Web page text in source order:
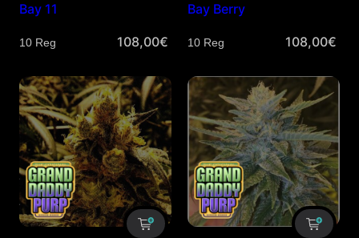
Bay 11
Cantidad 108,00€
Bay Berry
Cantidad 108,00€